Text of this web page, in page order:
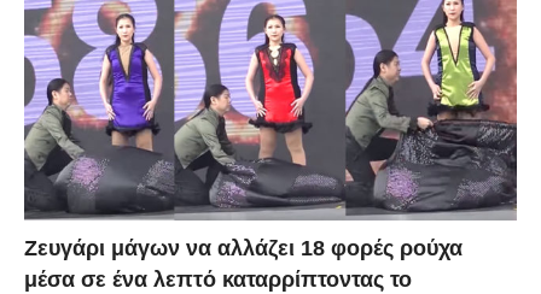
Zευγάρι μάγων να αλλάζει 18 φορές ρούχα
μέσα σε ένα λεπτό καταρρίπτοντας το